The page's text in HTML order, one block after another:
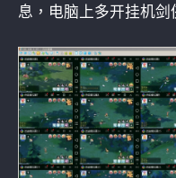
息，电脑上多开挂机剑